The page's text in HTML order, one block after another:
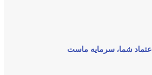
اعتماد شما، سرمایه ماست